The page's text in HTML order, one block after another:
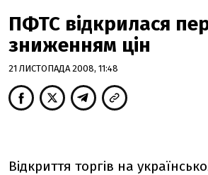
ПФТС відкрилася
зниженням цін
21 ЛИСТОПАДА 2008, 11:48
Відкриття торгів на